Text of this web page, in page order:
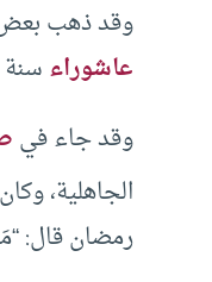
وقد ذهب بعض
عاشوراء
وقد جاء في
الجاهلية،
رمضان قال: